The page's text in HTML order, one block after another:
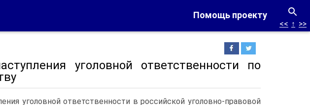
Помощь проекту
<< ↑ >>
уголовной ответственности по
уголовной ответственности в российской уголовно-правовой